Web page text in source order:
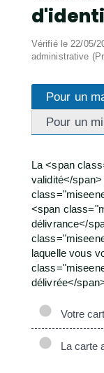
Vérifié le 22/05/
administrative
Pour un
Pour un
La <span
validité</
<span
délivrance</
laquelle vous
délivrée</
Votre
La carte